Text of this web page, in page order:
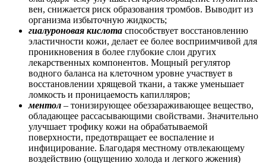
вен, снижается риск образования тромбов. Выводит из
организма избыточную жидкость;
гиалуроновая кислота способствует восстановлению
эластичности кожи, делает ее более восприимчивой для
проникновения в более глубокие слои других
лекарственных компонентов. Мощный регулятор
водного баланса на клеточном уровне участвует в
восстановлении хрящевой ткани, а также уменьшает
ломкость и проницаемость капилляров;
ментол – тонизирующее обеззараживающее вещество,
обладающее рассасывающими свойствами. Значительно
улучшает трофику кожи на обрабатываемой
поверхности, предотвращает ее воспаление и
инфицирование. Благодаря местному отвлекающему
воздействию (ощущению холода и легкого жжения)